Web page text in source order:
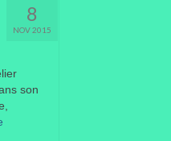
8
NOV 2015
son